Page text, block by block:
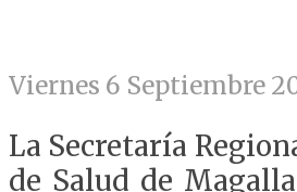
Viernes 6 Septiembre
La Secretaría
de Salud de